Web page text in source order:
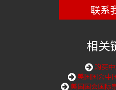
联系
相关
购买
美国国会中
美国国会国际